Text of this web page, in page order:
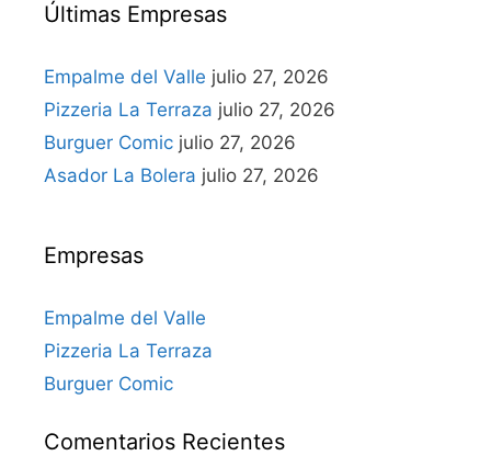
Últimas Empresas
Empalme del Valle julio 27, 2026
Pizzeria La Terraza julio 27, 2026
Burguer Comic julio 27, 2026
Asador La Bolera julio 27, 2026
Empresas
Empalme del Valle
Pizzeria La Terraza
Burguer Comic
Comentarios Recientes